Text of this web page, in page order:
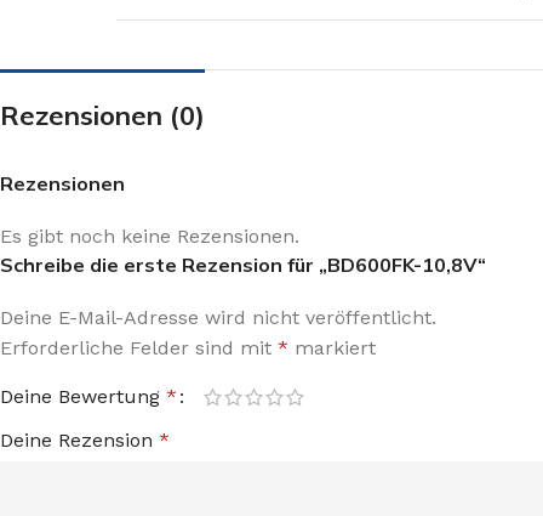
Rezensionen (0)
Rezensionen
Es gibt noch keine Rezensionen.
Schreibe die erste Rezension für „BD600FK-10,8V“
Deine E-Mail-Adresse wird nicht veröffentlicht.
Erforderliche Felder sind mit * markiert
Deine Bewertung *
Deine Rezension *